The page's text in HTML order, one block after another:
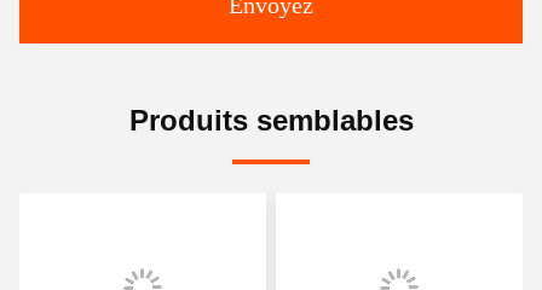
Produits semblables